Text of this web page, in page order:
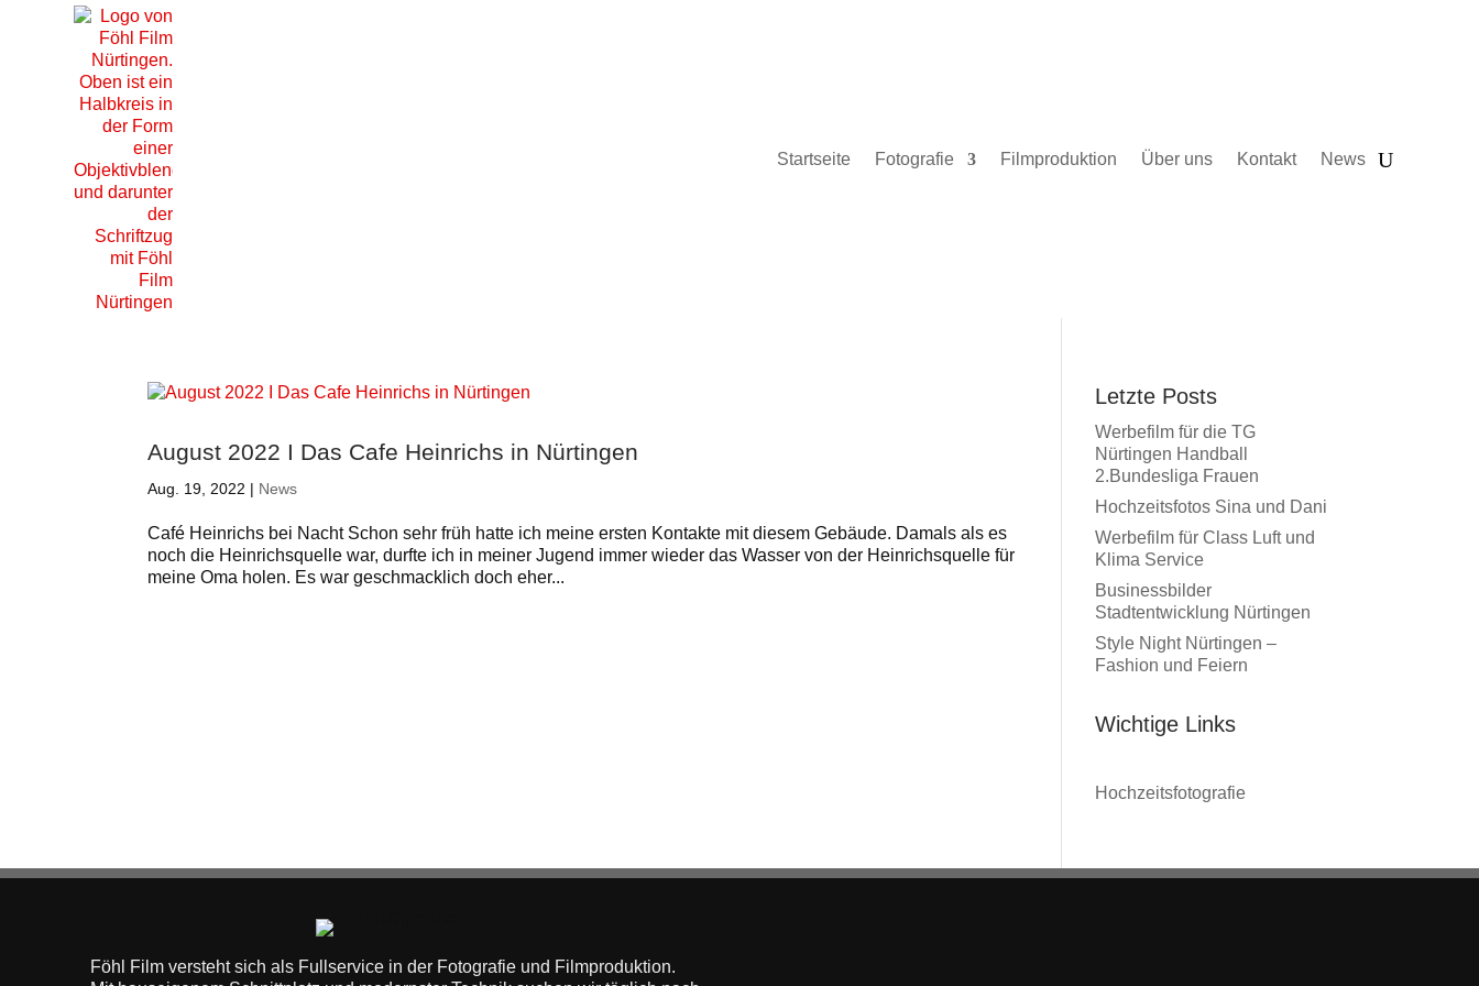
Startseite Fotografie Filmproduktion Über uns Kontakt News
August 2022 I Das Cafe Heinrichs in Nürtingen
Aug. 19, 2022 | News
Café Heinrichs bei Nacht Schon sehr früh hatte ich meine ersten Kontakte mit diesem Gebäude. Damals als es
noch die Heinrichsquelle war, durfte ich in meiner Jugend immer wieder das Wasser von der Heinrichsquelle für
meine Oma holen. Es war geschmacklich doch eher...
Letzte Posts
Werbefilm für die TG
Nürtingen Handball
2.Bundesliga Frauen
Hochzeitsfotos Sina und Dani
Werbefilm für Class Luft und
Klima Service
Businessbilder
Stadtentwicklung Nürtingen
Style Night Nürtingen –
Fashion und Feiern
Wichtige Links
Hochzeitsfotografie
Föhl Film versteht sich als Fullservice in der Fotografie und Filmproduktion.